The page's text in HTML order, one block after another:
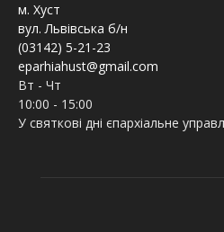
м. Хуст
вул. Львівська б/н
(03142) 5-21-23
eparhiahust@gmail.com
Вт - Чт
10:00 - 15:00
У святкові дні єпархіальне